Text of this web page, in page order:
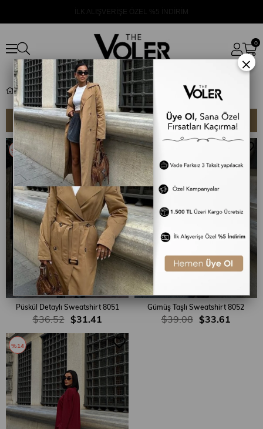
İLK ALIŞVERİŞE ÖZEL %5 İNDİRİM
0
Anasayfa
FILTRELEME
SIRALAMA
Püskül Detaylı Sweatshirt 8051
$31.41
$36.52
%14
Gümüş Taşlı Sweatshirt 8052
$33.61
$39.08
%14
%14
×